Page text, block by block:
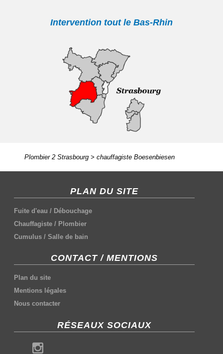
Intervention tout le Bas-Rhin
Plombier 2 Strasbourg> chauffagiste Boesenbiesen
PLAN DU SITE
Fuite d'eau / Débouchage
Chauffagiste / Plombier
Cumulus /Salle de bain
CONTACT / MENTIONS
Plan du site
Mentions légales
Nous contacter
RÉSEAUX SOCIAUX